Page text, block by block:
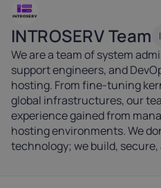
INTROSERV Team
We are a team of system
support engineers, and
hosting. From fine-tuning
global infrastructures, our
experience gained from
hosting environments. We
technology; we build, secure,